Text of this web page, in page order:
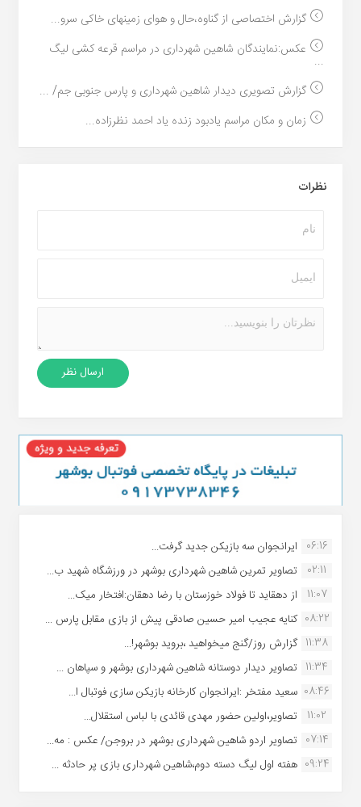
گزارش اختصاصی از گناوه،حال و هوای زمینهای خاکی سرو...
عکس:نمایندگان شاهین شهرداری در مراسم قرعه کشی لیگ
...
گزارش تصویری دیدار شاهین شهرداری و پارس جنوبی جم/ ...
زمان و مکان مراسم یادبود زنده یاد احمد نظرزاده...
نظرات
06:16 ایرانجوان سه بازیکن جدید گرفت...
02:11
تصاویر تمرین شاهین شهردارى بوشهر در ورزشگاه شهید ب...
11:07
از دهقاید تا فولاد خوزستان با رضا دهقان:افتخار میک...
08:22 کنایه عجیب امیر حسین صادقی پیش از بازی مقابل پارس ...
11:38 گزارش روز/گنج میخواهید ،بروید بوشهر!...
11:34 تصاویر دیدار دوستانه شاهین شهردارى بوشهر و سپاهان ...
08:46 سعید مفتخر :ایرانجوان کارخانه بازیکن سازی فوتبال ا...
11:02
تصاویر،اولین حضور مهدی قائدی با لباس استقلال...
07:14 تصاویر اردو شاهین شهرداری بوشهر در بروجن/ عکس : مه...
09:24 هفته اول لیگ دسته دوم،شاهین شهرداری بازی پر حادثه ...